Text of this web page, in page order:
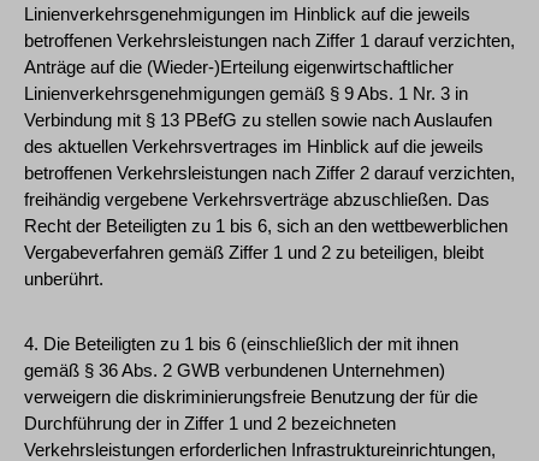
Linienverkehrsgenehmigungen im Hinblick auf die jeweils
betroffenen Verkehrsleistungen nach Ziffer 1 darauf verzichten,
Anträge auf die (Wieder-)Erteilung eigenwirtschaftlicher
Linienverkehrsgenehmigungen gemäß § 9 Abs. 1 Nr. 3 in
Verbindung mit § 13 PBefG zu stellen sowie nach Auslaufen
des aktuellen Verkehrsvertrages im Hinblick auf die jeweils
betroffenen Verkehrsleistungen nach Ziffer 2 darauf verzichten,
freihändig vergebene Verkehrsverträge abzuschließen. Das
Recht der Beteiligten zu 1 bis 6, sich an den wettbewerblichen
Vergabeverfahren gemäß Ziffer 1 und 2 zu beteiligen, bleibt
unberührt.
4. Die Beteiligten zu 1 bis 6 (einschließlich der mit ihnen
gemäß § 36 Abs. 2 GWB verbundenen Unternehmen)
verweigern die diskriminierungsfreie Benutzung der für die
Durchführung der in Ziffer 1 und 2 bezeichneten
Verkehrsleistungen erforderlichen Infrastruktureinrichtungen,